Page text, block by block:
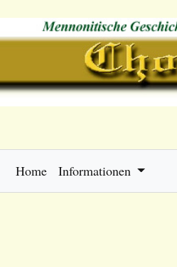
Home Informationen